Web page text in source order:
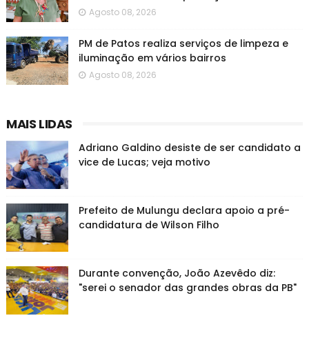
Agosto 08, 2026
PM de Patos realiza serviços de limpeza e
iluminação em vários bairros
Agosto 08, 2026
MAIS LIDAS
Adriano Galdino desiste de ser candidato a
vice de Lucas; veja motivo
Prefeito de Mulungu declara apoio a pré-
candidatura de Wilson Filho
Durante convenção, João Azevêdo diz:
"serei o senador das grandes obras da PB"